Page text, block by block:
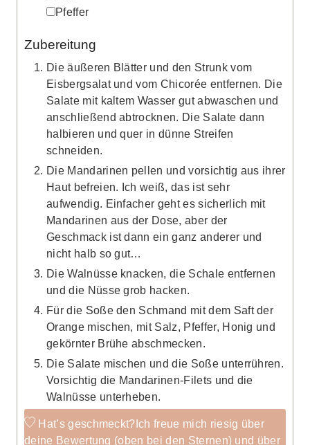
▢
Pfeffer
Zubereitung
Die äußeren Blätter und den Strunk vom
Eisbergsalat und vom Chicorée entfernen. Die
Salate mit kaltem Wasser gut abwaschen und
anschließend abtrocknen. Die Salate dann
halbieren und quer in dünne Streifen
schneiden.
Die Mandarinen pellen und vorsichtig aus ihrer
Haut befreien. Ich weiß, das ist sehr
aufwendig. Einfacher geht es sicherlich mit
Mandarinen aus der Dose, aber der
Geschmack ist dann ein ganz anderer und
nicht halb so gut…
Die Walnüsse knacken, die Schale entfernen
und die Nüsse grob hacken.
Für die Soße den Schmand mit dem Saft der
Orange mischen, mit Salz, Pfeffer, Honig und
gekörnter Brühe abschmecken.
Die Salate mischen und die Soße unterrühren.
Vorsichtig die Mandarinen-Filets und die
Walnüsse unterheben.
Hat’s geschmeckt? Ich freue mich riesig über
deine Bewertung (oben bei den Sternen) und über